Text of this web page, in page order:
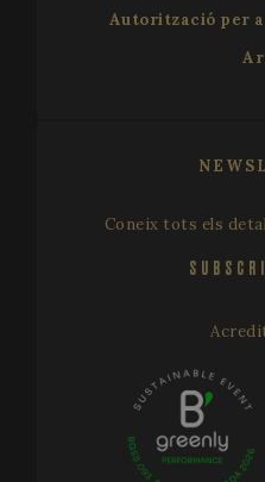
Autorització per a
Coneix tots els